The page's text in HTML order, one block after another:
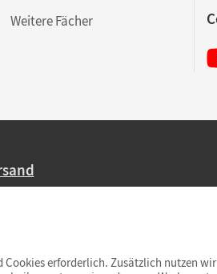
Weitere Fächer
liefern wir
Cookies erforderlich. Zusätzlich nutzen wir